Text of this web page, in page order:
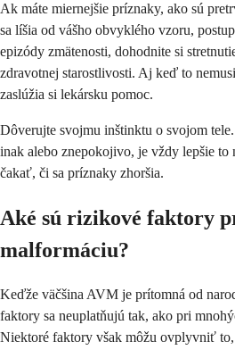
Ak máte miernejšie príznaky, ako sú
sa líšia od vášho obvyklého vzoru,
epizódy zmätenosti, dohodnite si
zdravotnej starostlivosti. Aj keď to
zaslúžia si lekársku pomoc.
Dôverujte svojmu inštinktu o svojom
inak alebo znepokojivo, je vždy lepšie
čakať, či sa príznaky zhoršia.
Aké sú rizikové faktory
malformáciu?
Keďže väčšina AVM je prítomná od
faktory sa neuplatňujú tak, ako pri
Niektoré faktory však môžu ovplyvniť